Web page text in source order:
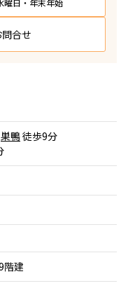
曜日・年末年始
問合せ
巣鴨徒歩9分
階建